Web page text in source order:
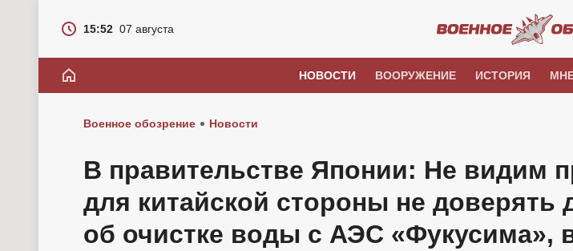
15:52 07 августа
НОВОСТИ ВООРУЖЕНИЕ ИСТОРИЯ
Военное обозрение Новости
В правительстве Японии: Не видим
для китайской стороны не доверять
об очистке воды с АЭС «Фукусима»,